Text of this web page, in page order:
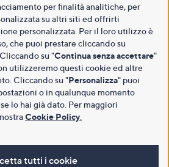
per finalità analitiche, per
su altri siti ed offrirti
personalizzata. Per il loro utilizzo è
che puoi prestare cliccando su
su "Continua senza accettare"
utilizzeremo questi cookie ed altre
Cliccando su "Personalizza" puoi
o in qualunque momento
lo hai già dato. Per maggiori
Cookie Policy
tutti i cookie